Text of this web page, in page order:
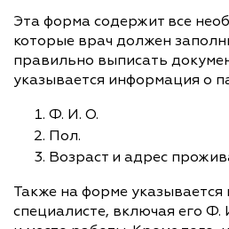
Эта форма содержит все
которые врач должен
правильно выписать
указывается информация о
Ф. И. О.
Пол.
Возраст и адрес
Также на форме
специалисте, включая его